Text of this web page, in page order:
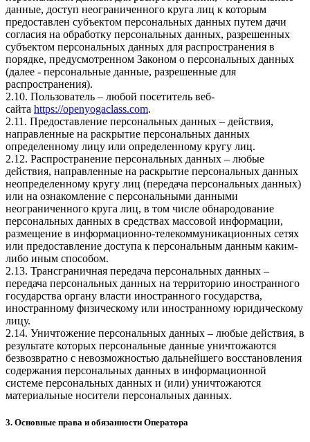
данные, доступ неограниченного круга лиц к которым
предоставлен субъектом персональных данных путем дачи
согласия на обработку персональных данных, разрешенных
субъектом персональных данных для распространения в
порядке, предусмотренном Законом о персональных данных
(далее - персональные данные, разрешенные для
распространения).
2.10. Пользователь – любой посетитель веб-
сайта https://openyogaclass.com.
2.11. Предоставление персональных данных – действия,
направленные на раскрытие персональных данных
определенному лицу или определенному кругу лиц.
2.12. Распространение персональных данных – любые
действия, направленные на раскрытие персональных данных
неопределенному кругу лиц (передача персональных данных)
или на ознакомление с персональными данными
неограниченного круга лиц, в том числе обнародование
персональных данных в средствах массовой информации,
размещение в информационно-телекоммуникационных сетях
или предоставление доступа к персональным данным каким-
либо иным способом.
2.13. Трансграничная передача персональных данных –
передача персональных данных на территорию иностранного
государства органу власти иностранного государства,
иностранному физическому или иностранному юридическому
лицу.
2.14. Уничтожение персональных данных – любые действия, в
результате которых персональные данные уничтожаются
безвозвратно с невозможностью дальнейшего восстановления
содержания персональных данных в информационной
системе персональных данных и (или) уничтожаются
материальные носители персональных данных.
3. Основные права и обязанности Оператора